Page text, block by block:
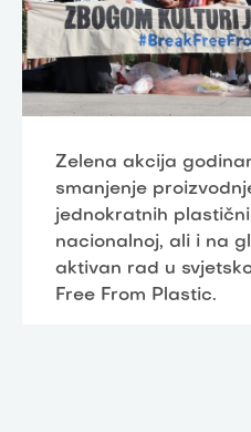
Zelena akcija
smanjenje
jednokratnih
nacionalnoj, ali i na
aktivan rad u
Free From Plastic.